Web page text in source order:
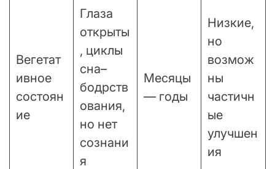
Вегетат
ивное
состоян
ие
Глаза
открыты
, циклы
сна–
бодрств
ования,
но нет
сознани
я
Месяцы
— годы
Низкие,
но
возмож
ны
частичн
ые
улучшен
ия